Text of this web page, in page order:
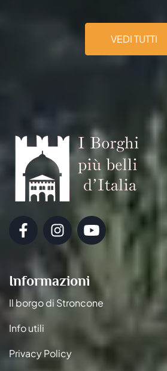
VEDI TUTTI
Informazioni
Il borgo di Stroncone
Info utili
Privacy Policy